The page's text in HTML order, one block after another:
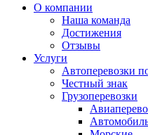
О компании
Наша команда
Достижения
Отзывы
Услуги
Автоперевозки
Честный знак
Грузоперевозки